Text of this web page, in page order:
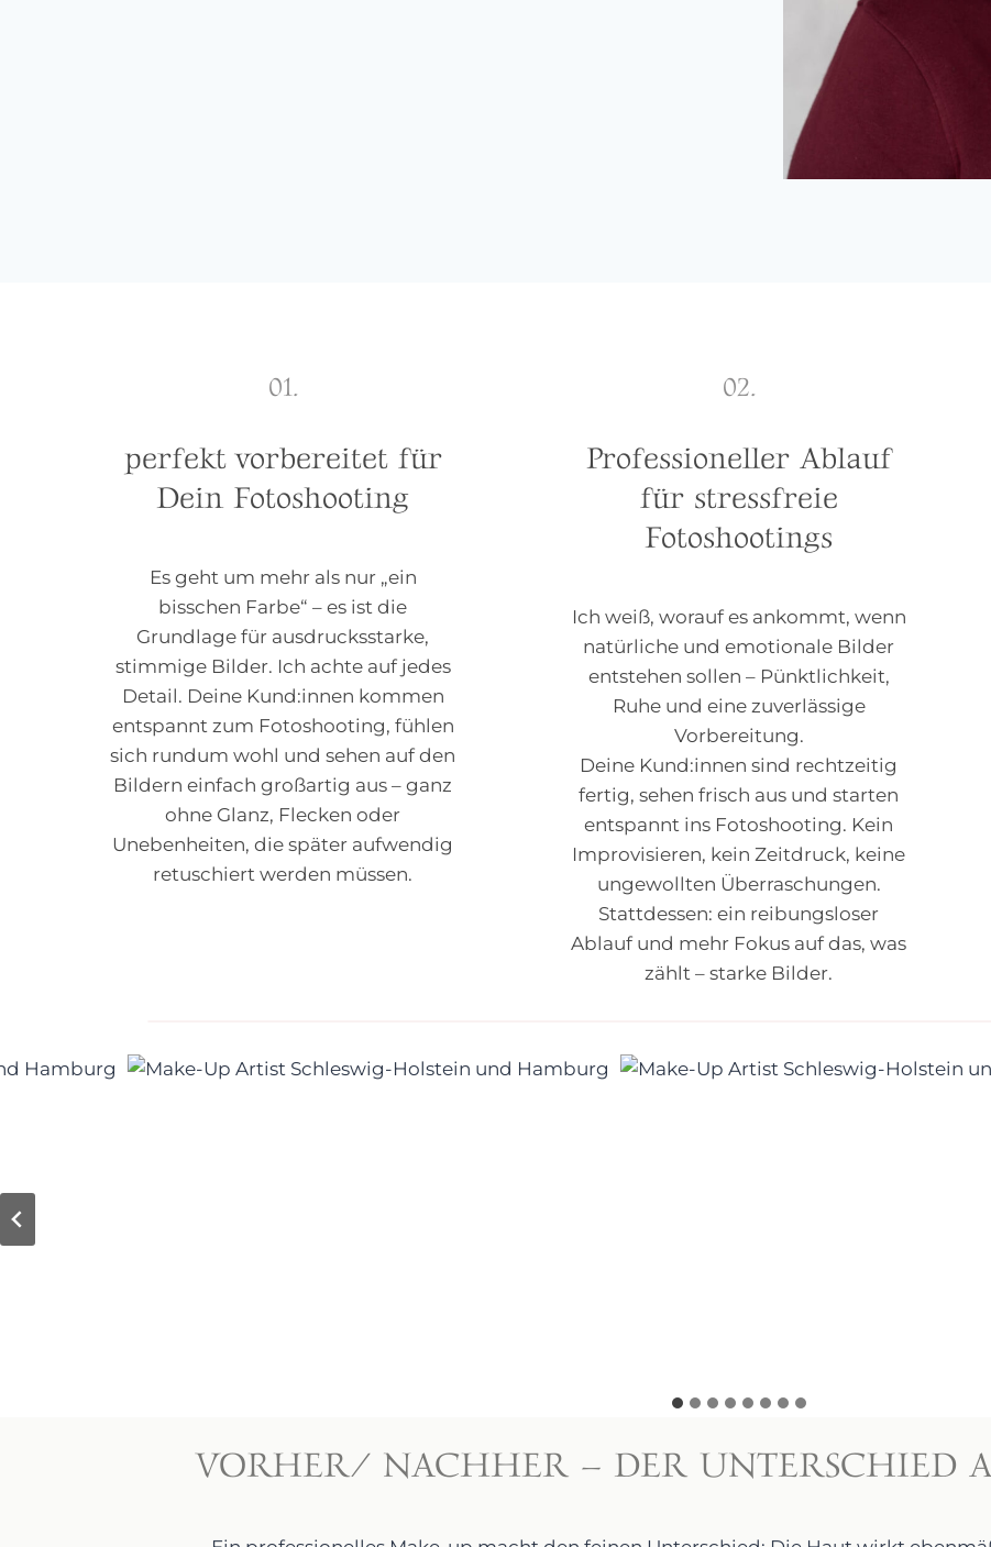
01.
perfekt vorbereitet für
Dein Fotoshooting
Es geht um mehr als nur „ein
bisschen Farbe“ – es ist die
Grundlage für ausdrucksstarke,
stimmige Bilder. Ich achte auf jedes
Detail. Deine Kund:innen kommen
entspannt zum Fotoshooting, fühlen
sich rundum wohl und sehen auf den
Bildern einfach großartig aus – ganz
ohne Glanz, Flecken oder
Unebenheiten, die später aufwendig
retuschiert werden müssen.
02.
Professioneller Ablauf
für stressfreie
Fotoshootings
Ich weiß, worauf es ankommt, wenn
natürliche und emotionale Bilder
entstehen sollen – Pünktlichkeit,
Ruhe und eine zuverlässige
Vorbereitung.
Deine Kund:innen sind rechtzeitig
fertig, sehen frisch aus und starten
entspannt ins Fotoshooting. Kein
Improvisieren, kein Zeitdruck, keine
ungewollten Überraschungen.
Stattdessen: ein reibungsloser
Ablauf und mehr Fokus auf das, was
zählt – starke Bilder.
VORHER/ NACHHER – DER UNTERSCHIED